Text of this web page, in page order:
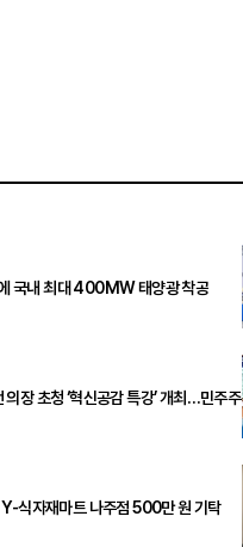
국내 최대 400MW 태양광 착공
의장 초청 ‘혁신공감 특강’ 개최…민주주
식자재마트 나주점 500만 원 기탁